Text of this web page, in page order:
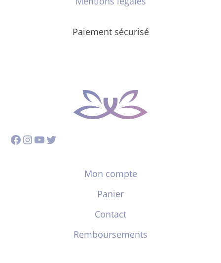
Paiement sécurisé
Facebook
Instagram
YouTube
Twitter
Mon compte
Panier
Contact
Remboursements